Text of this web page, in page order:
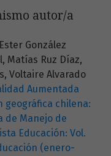
autor/a
González
Matías Ruz Díaz,
Voltaire Alvarado
Aumentada
geográfica chilena:
de Manejo de
Educación: Vol.
(enero-